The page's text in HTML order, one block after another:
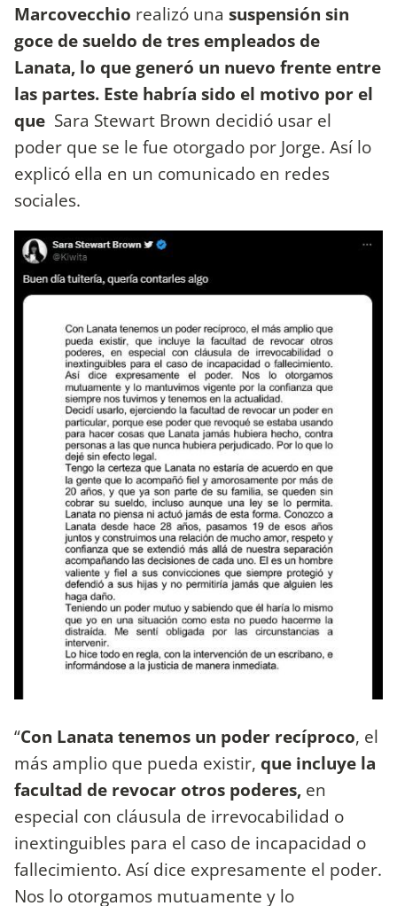
Marcovecchio realizó una suspensión sin
goce de sueldo de tres empleados de
Lanata, lo que generó un nuevo frente entre
las partes. Este habría sido el motivo por el
que Sara Stewart Brown decidió usar el
poder que se le fue otorgado por Jorge. Así lo
explicó ella en un comunicado en redes
sociales.
“Con Lanata tenemos un poder recíproco, el
más amplio que pueda existir, que incluye la
facultad de revocar otros poderes, en
especial con cláusula de irrevocabilidad o
inextinguibles para el caso de incapacidad o
fallecimiento. Así dice expresamente el poder.
Nos lo otorgamos mutuamente y lo